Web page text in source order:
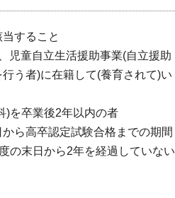
すること
児童自立生活援助事業(自立援助
う者)に在籍して(養育されて)い
)を卒業後2年以内の者
ら高卒認定試験合格までの期間
の末日から2年を経過していない